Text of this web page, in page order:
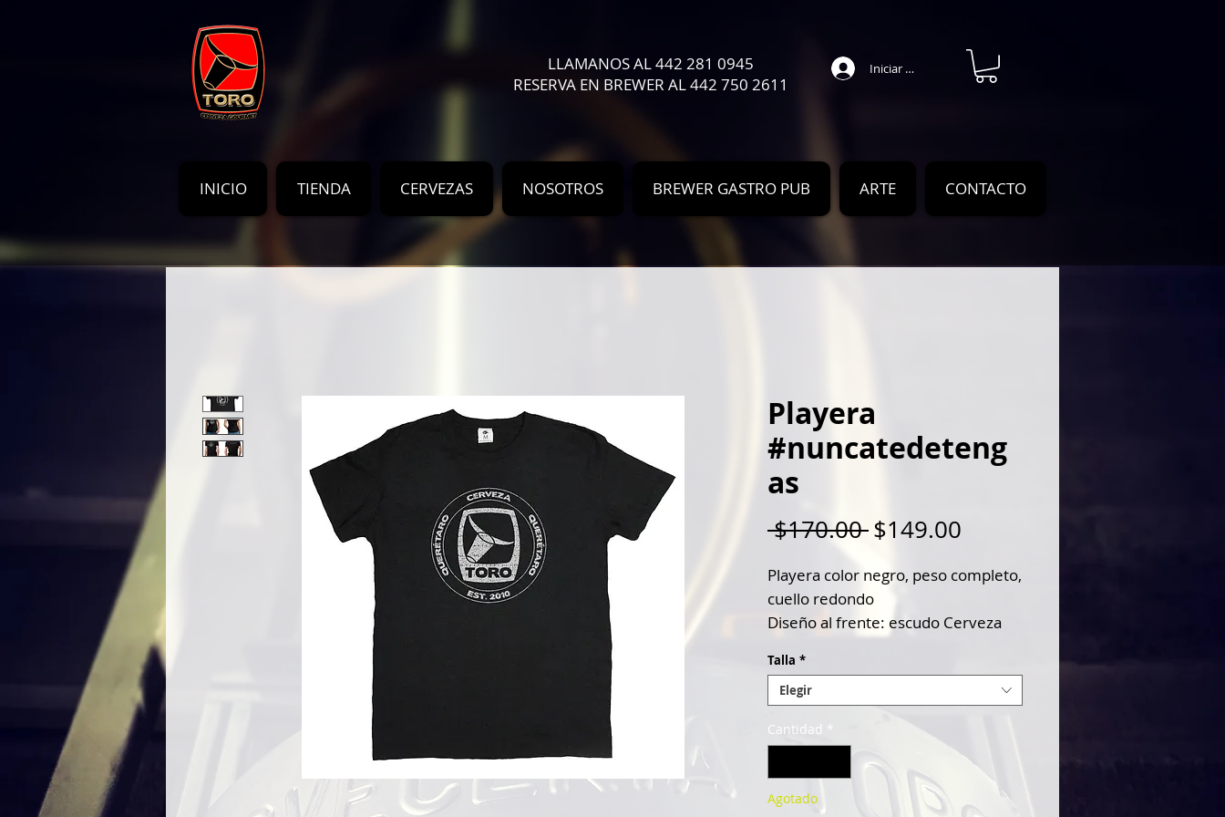
LLAMANOS AL 442 281 0945
RESERVA EN BREWER AL 442 750 2611
Iniciar sesión
INICIO TIENDA CERVEZAS NOSOTROS BREWER GASTRO PUB ARTE CONTACTO
Playera
#nuncatedeteng
as
$170.00 Precio
$149.00
oferta
Playera color negro, peso completo,
cuello redondo
Diseño al frente: escudo Cerveza
Diseño espalda: #nuncatedetengas
Talla *
Elegir
Cantidad *
Agotado